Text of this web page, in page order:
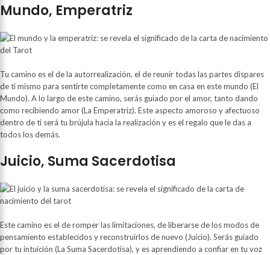
Mundo, Emperatriz
Tu camino es el de la autorrealización, el de reunir todas las partes dispares
de ti mismo para sentirte completamente como en casa en este mundo (El
Mundo). A lo largo de este camino, serás guiado por el amor, tanto dando
como recibiendo amor (La Emperatriz). Este aspecto amoroso y afectuoso
dentro de ti será tu brújula hacia la realización y es el regalo que le das a
todos los demás.
Juicio, Suma Sacerdotisa
Este camino es el de romper las limitaciones, de liberarse de los modos de
pensamiento establecidos y reconstruirlos de nuevo (Juicio). Serás guiado
por tu intuición (La Suma Sacerdotisa), y es aprendiendo a confiar en tu voz